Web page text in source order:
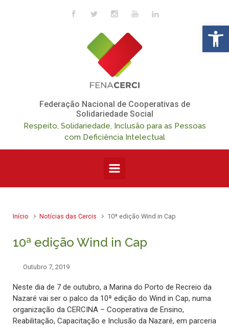
Skip to main content
Federação Nacional de Cooperativas de
Solidariedade Social
Respeito, Solidariedade, Inclusão para as Pessoas
com Deficiência Intelectual
Início Notícias das Cercis 10ª edição Wind in Cap
10ª edição Wind in Cap
Outubro 7, 2019
Neste dia de 7 de outubro, a Marina do Porto de Recreio da
Nazaré vai ser o palco da 10ª edição do Wind in Cap, numa
organização da CERCINA – Cooperativa de Ensino,
Reabilitação, Capacitação e Inclusão da Nazaré, em parceria